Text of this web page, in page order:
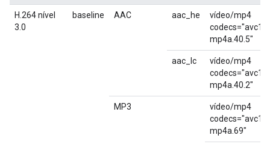
H.264 nível
3.0
baseline AAC aac_he
vídeo/mp4
mp4a.40.5"
aac_lc
vídeo/mp4
mp4a.40.2"
MP3
vídeo/mp4
mp4a.69"